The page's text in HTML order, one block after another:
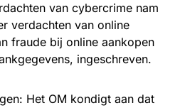
van cybercrime nam
verdachten van online
fraude bij online aankopen
ingeschreven.
Het OM kondigt aan dat